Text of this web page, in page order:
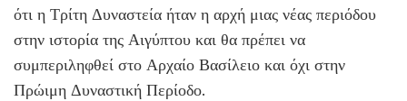
ότι η Τρίτη Δυναστεία ήταν η αρχή μιας νέας περιόδου
στην ιστορία της Αιγύπτου και θα πρέπει να
συμπεριληφθεί στο Αρχαίο Βασίλειο και όχι στην
Πρώιμη Δυναστική Περίοδο.